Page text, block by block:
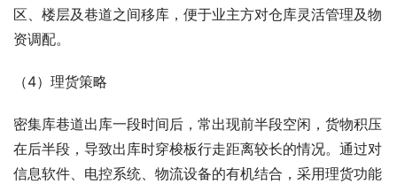
区、楼层及巷道之间移库，便于业主方对仓库灵活管理及物
资调配。
（4）理货策略
密集库巷道出库一段时间后，常出现前半段空闲，货物积压
在后半段，导致出库时穿梭板行走距离较长的情况。通过对
信息软件、电控系统、物流设备的有机结合，采用理货功能